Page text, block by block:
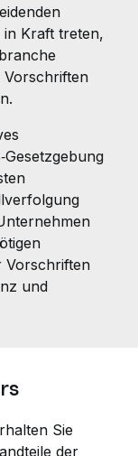
in Kraft treten,
Vorschriften
Vorschriften
und
Sie
der